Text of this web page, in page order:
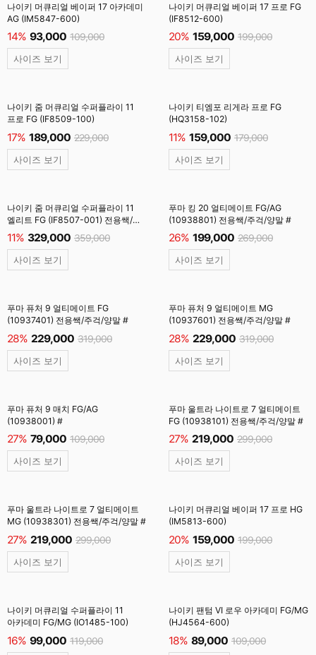
나이키 머큐리얼 베이퍼 17 아카데미
AG (IM5847-600)
14% 93,000 109,000
사이즈 보기
나이키 머큐리얼 베이퍼 17 프로 FG
(IF8512-600)
20% 159,000 199,000
사이즈 보기
나이키 줌 머큐리얼 수퍼플라이 11
프로 FG (IF8509-100)
17% 189,000 229,000
사이즈 보기
나이키 티엠포 리게라 프로 FG
(HQ3158-102)
11% 159,000 179,000
사이즈 보기
나이키 줌 머큐리얼 수퍼플라이 11
엘리트 FG (IF8507-001) 전용쌕/
인솔/주걱/양말 #
11% 329,000 359,000
사이즈 보기
푸마 킹 20 얼티메이트 FG/AG
(10938801) 전용쌕/주걱/양말 #
26% 199,000 269,000
사이즈 보기
푸마 퓨처 9 얼티메이트 FG
(10937401) 전용쌕/주걱/양말 #
28% 229,000 319,000
사이즈 보기
푸마 퓨처 9 얼티메이트 MG
(10937601) 전용쌕/주걱/양말 #
28% 229,000 319,000
사이즈 보기
푸마 퓨처 9 매치 FG/AG
(10938001) #
27% 79,000 109,000
사이즈 보기
푸마 울트라 나이트로 7 얼티메이트
FG (10938101) 전용쌕/주걱/양말 #
27% 219,000 299,000
사이즈 보기
푸마 울트라 나이트로 7 얼티메이트
MG (10938301) 전용쌕/주걱/양말 #
27% 219,000 299,000
사이즈 보기
나이키 머큐리얼 베이퍼 17 프로 HG
(IM5813-600)
20% 159,000 199,000
사이즈 보기
나이키 머큐리얼 수퍼플라이 11
아카데미 FG/MG (IO1485-100)
16% 99,000 119,000
나이키 팬텀 VI 로우 아카데미 FG/MG
(HJ4564-600)
18% 89,000 109,000